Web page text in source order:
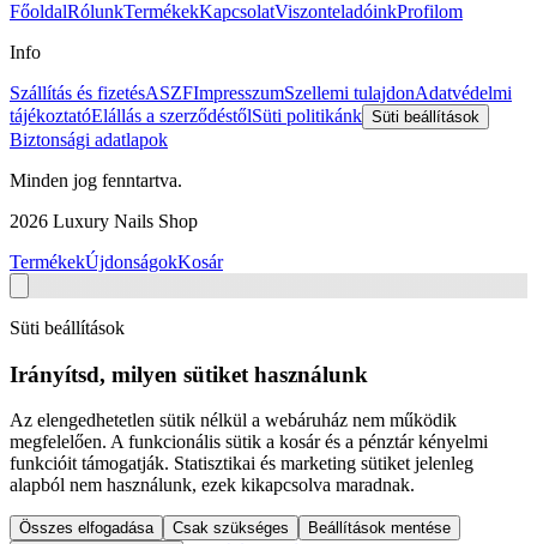
FőoldalRólunkTermékekKapcsolatViszonteladóinkProfilom
Info
Szállítás és fizetésASZFImpresszumSzellemi tulajdonAdatvédelmi
tájékoztatóElállás a szerződéstőlSüti politikánk Süti beállítások
Biztonsági adatlapok
Minden jog fenntartva.
2026 Luxury Nails Shop
TermékekÚjdonságokKosár
Süti beállítások
Irányítsd, milyen sütiket használunk
Az elengedhetetlen sütik nélkül a webáruház nem működik
megfelelően. A funkcionális sütik a kosár és a pénztár kényelmi
funkcióit támogatják. Statisztikai és marketing sütiket jelenleg
alapból nem használunk, ezek kikapcsolva maradnak.
Összes elfogadása Csak szükséges
Beállítások mentése